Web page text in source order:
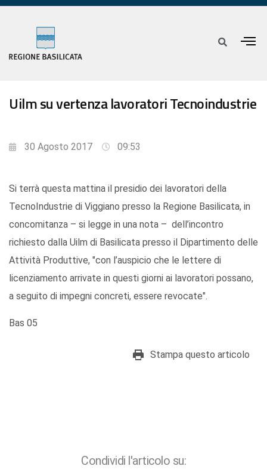
Uilm su vertenza lavoratori Tecnoindustrie
30 Agosto 2017 09:53
Si terrà questa mattina il presidio dei lavoratori della
TecnoIndustrie di Viggiano presso la Regione Basilicata, in
concomitanza – si legge in una nota – dell’incontro
richiesto dalla Uilm di Basilicata presso il Dipartimento delle
Attività Produttive, "con l’auspicio che le lettere di
licenziamento arrivate in questi giorni ai lavoratori possano,
a seguito di impegni concreti, essere revocate".
Bas 05
Stampa questo articolo
Condividi l'articolo su: